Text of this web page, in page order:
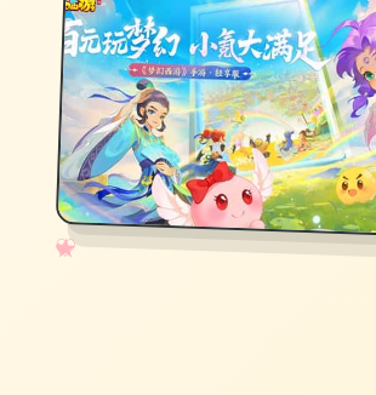
✧
♡
★
♥